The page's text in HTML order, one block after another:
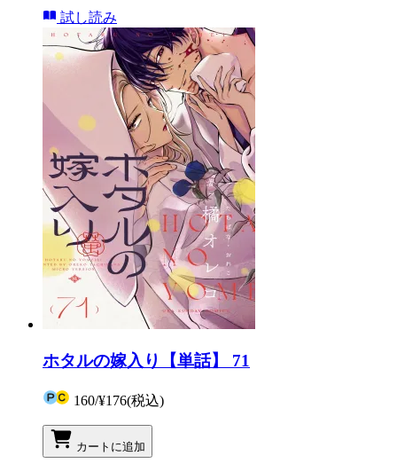
試し読み
ホタルの嫁入り【単話】 71
160/¥176(税込)
カートに追加